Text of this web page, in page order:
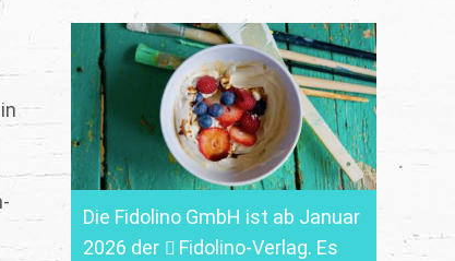
Die Fidolino GmbH ist ab Januar
2026 der
Fidolino-Verlag. Es